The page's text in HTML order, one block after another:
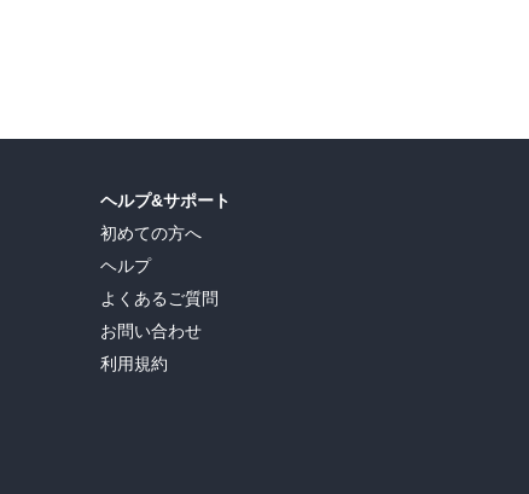
ヘルプ&サポート
初めての方へ
ヘルプ
よくあるご質問
お問い合わせ
利用規約